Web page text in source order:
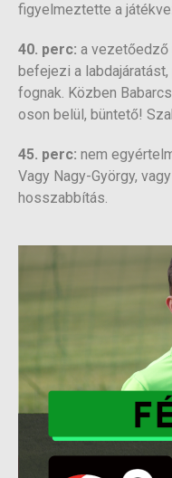
figyelmeztette a
40. perc: a vezetőedző
befejezi a
fognak. Közben
oson belül, büntető!
45. perc: nem
Vagy Nagy-György,
hosszabbítás.